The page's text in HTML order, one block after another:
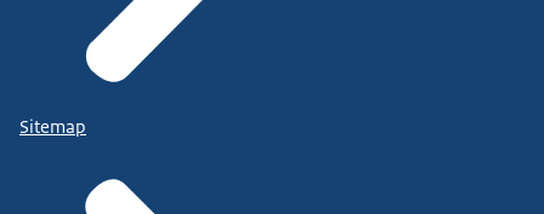
Sitemap